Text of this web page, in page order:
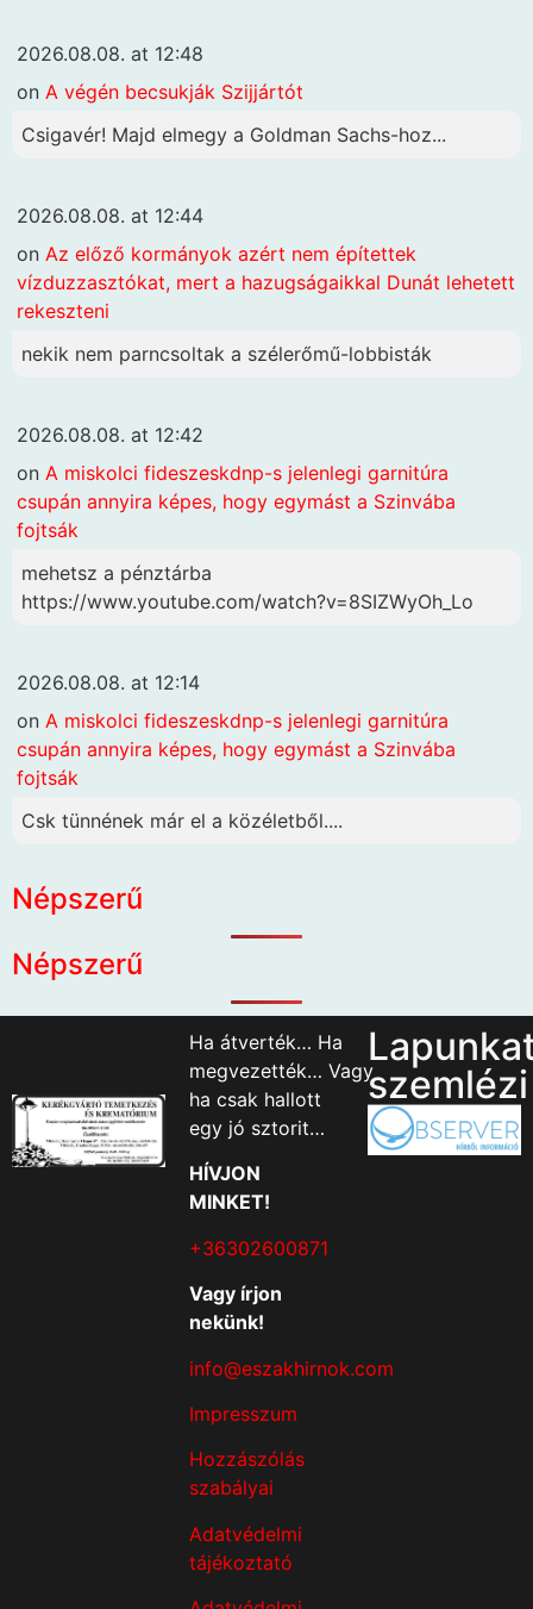
2026.08.08. at 12:48
on A végén becsukják Szijjártót
Csigavér! Majd elmegy a Goldman Sachs-hoz...
2026.08.08. at 12:44
on Az előző kormányok azért nem építettek
vízduzzasztókat, mert a hazugságaikkal Dunát lehetett
rekeszteni
nekik nem parncsoltak a szélerőmű-lobbisták
2026.08.08. at 12:42
on A miskolci fideszeskdnp-s jelenlegi garnitúra
csupán annyira képes, hogy egymást a Szinvába
fojtsák
mehetsz a pénztárba
https://www.youtube.com/watch?v=8SIZWyOh_Lo
2026.08.08. at 12:14
on A miskolci fideszeskdnp-s jelenlegi garnitúra
csupán annyira képes, hogy egymást a Szinvába
fojtsák
Csk tünnének már el a közéletből....
Népszerű
Népszerű
Ha átverték… Ha
megvezették… Vagy
ha csak hallott
egy jó sztorit…
HÍVJON
MINKET!
+36302600871
Vagy írjon
nekünk!
info@eszakhirnok.com
Impresszum
Hozzászólás
szabályai
Adatvédelmi
tájékoztató
szemlézi